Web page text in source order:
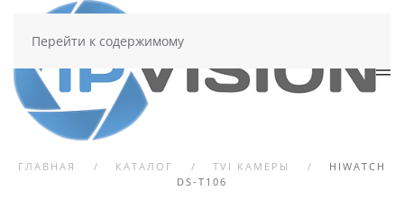
Перейти к содержимому
ГЛАВНАЯ КАТАЛОГ TVI КАМЕРЫ
HIWATCH
DS-T106